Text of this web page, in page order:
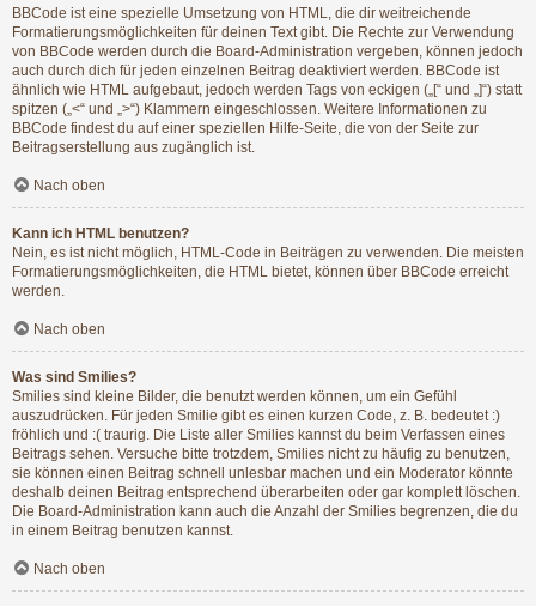
BBCode ist eine spezielle Umsetzung von HTML, die dir weitreichende
Formatierungsmöglichkeiten für deinen Text gibt. Die Rechte zur Verwendung
von BBCode werden durch die Board-Administration vergeben, können jedoch
auch durch dich für jeden einzelnen Beitrag deaktiviert werden. BBCode ist
ähnlich wie HTML aufgebaut, jedoch werden Tags von eckigen („[“ und „]“) statt
spitzen („<“ und „>“) Klammern eingeschlossen. Weitere Informationen zu
BBCode findest du auf einer speziellen Hilfe-Seite, die von der Seite zur
Beitragserstellung aus zugänglich ist.
Nach oben
Kann ich HTML benutzen?
Nein, es ist nicht möglich, HTML-Code in Beiträgen zu verwenden. Die meisten
Formatierungsmöglichkeiten, die HTML bietet, können über BBCode erreicht
werden.
Nach oben
Was sind Smilies?
Smilies sind kleine Bilder, die benutzt werden können, um ein Gefühl
auszudrücken. Für jeden Smilie gibt es einen kurzen Code, z. B. bedeutet :)
fröhlich und :( traurig. Die Liste aller Smilies kannst du beim Verfassen eines
Beitrags sehen. Versuche bitte trotzdem, Smilies nicht zu häufig zu benutzen,
sie können einen Beitrag schnell unlesbar machen und ein Moderator könnte
deshalb deinen Beitrag entsprechend überarbeiten oder gar komplett löschen.
Die Board-Administration kann auch die Anzahl der Smilies begrenzen, die du
in einem Beitrag benutzen kannst.
Nach oben